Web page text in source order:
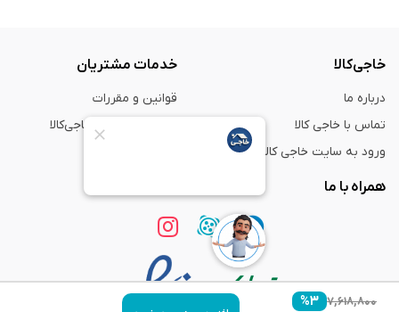
۷,۶۱۸,۸۰۰ ۳%
خاجی‌کالا
درباره ما
تماس با خاجی کالا
ورود به سایت خاجی‌ کالا
خدمات مشتریان
قوانین و مقررات
راهنمای خرید از خاجی‌کالا
همراه با ما